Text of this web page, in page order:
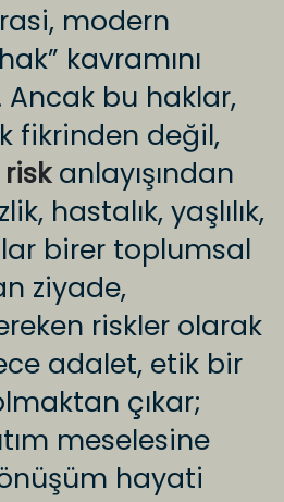
modern
kavramını
Ancak bu haklar,
fikrinden değil,
anlayışından
hastalık, yaşlılık,
birer toplumsal
ziyade,
riskler olarak
adalet, etik bir
çıkar;
meselesine
hayati